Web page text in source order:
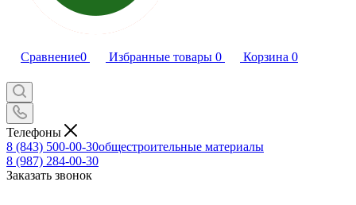
Сравнение0 Избранные товары 0 Корзина 0
Телефоны
8 (843) 500-00-30общестроительные материалы
8 (987) 284-00-30
Заказать звонок